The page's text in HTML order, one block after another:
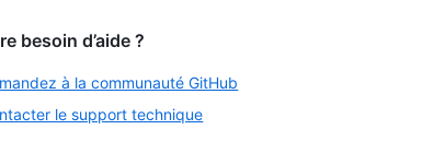
besoin d’aide ?
à la communauté GitHub
le support technique